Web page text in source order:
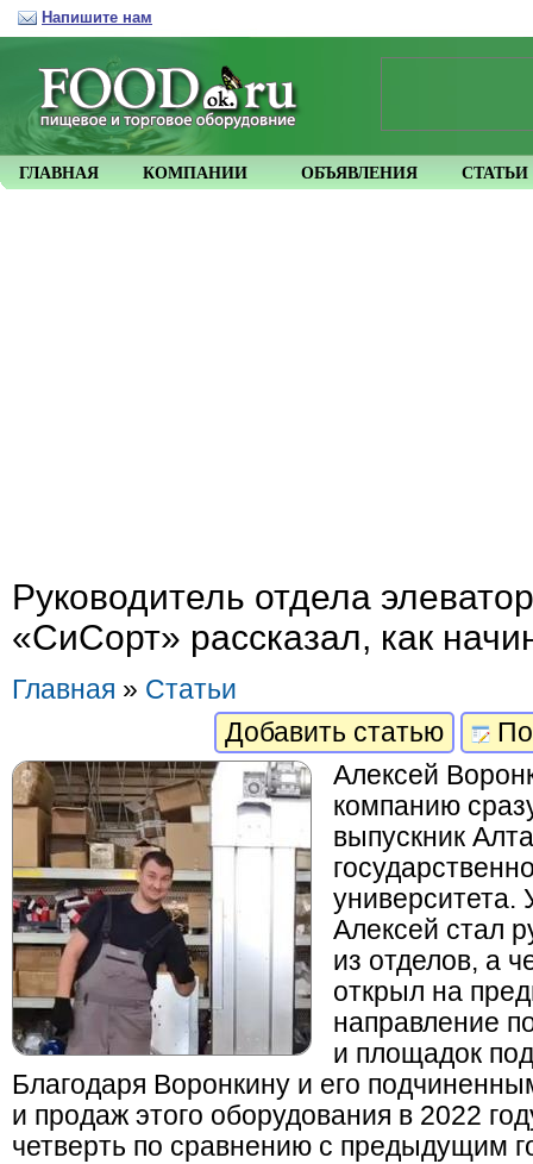
Руководитель отдела
«СиСорт» рассказал, как
Главная » Статьи
Добавить статью
Алексей
компанию
выпускник
университета.
Алексей стал
из отделов, а
открыл на
направление
и площадок
Благодаря Воронкину и его
и продаж этого оборудования в 2022
четверть по сравнению с предыдущим
ГЛАВНАЯ КОМПАНИИ ОБЪЯВЛЕНИЯ СТАТЬИ
Напишите нам